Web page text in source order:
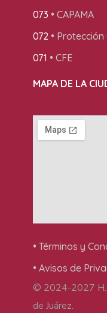
073 • CAPAMA
072 • Protección
071 • CFE
MAPA DE LA
• Términos y
• Avisos de
© 2024-2027 H.
de Juárez.